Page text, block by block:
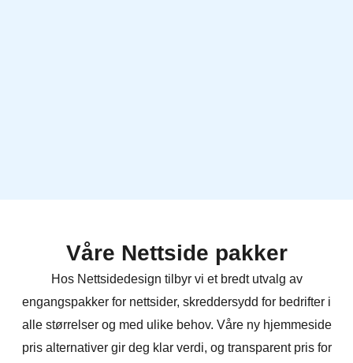
Våre Nettside pakker
Hos Nettsidedesign tilbyr vi et bredt utvalg av
engangspakker for nettsider, skreddersydd for bedrifter i
alle størrelser og med ulike behov. Våre ny hjemmeside
pris alternativer gir deg klar verdi, og transparent pris for